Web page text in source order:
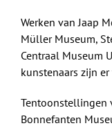
Werken van Jaap
Müller Museum,
Centraal Museum
kunstenaars zijn
Tentoonstellingen
Bonnefanten